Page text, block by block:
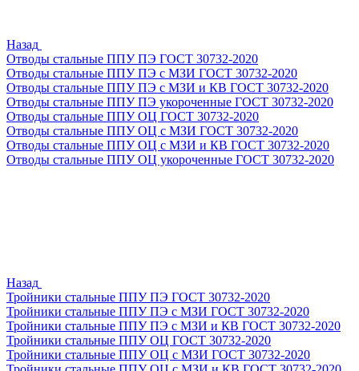
Назад
Отводы стальные ППУ ПЭ ГОСТ 30732-2020
Отводы стальные ППУ ПЭ с МЗИ ГОСТ 30732-2020
Отводы стальные ППУ ПЭ с МЗИ и КВ ГОСТ 30732-2020
Отводы стальные ППУ ПЭ укороченные ГОСТ 30732-2020
Отводы стальные ППУ ОЦ ГОСТ 30732-2020
Отводы стальные ППУ ОЦ с МЗИ ГОСТ 30732-2020
Отводы стальные ППУ ОЦ с МЗИ и КВ ГОСТ 30732-2020
Отводы стальные ППУ ОЦ укороченные ГОСТ 30732-2020
Назад
Тройники стальные ППУ ПЭ ГОСТ 30732-2020
Тройники стальные ППУ ПЭ с МЗИ ГОСТ 30732-2020
Тройники стальные ППУ ПЭ с МЗИ и КВ ГОСТ 30732-2020
Тройники стальные ППУ ОЦ ГОСТ 30732-2020
Тройники стальные ППУ ОЦ с МЗИ ГОСТ 30732-2020